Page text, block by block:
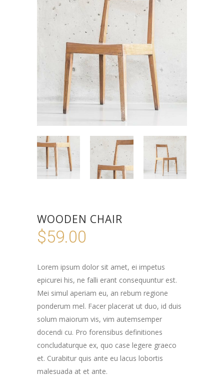
WOODEN CHAIR
$59.00
Lorem ipsum dolor sit amet, ei impetus
epicurei his, ne falli erant consequuntur est.
Mei simul aperiam eu, an rebum regione
ponderum mel. Facer placerat ut duo, id duis
solum maiorum vis, vim autemsemper
docendi cu. Pro forensibus definitiones
concludaturque ex, quo case legere graeco
et. Curabitur quis ante eu lacus lobortis
malesuada at et ante.